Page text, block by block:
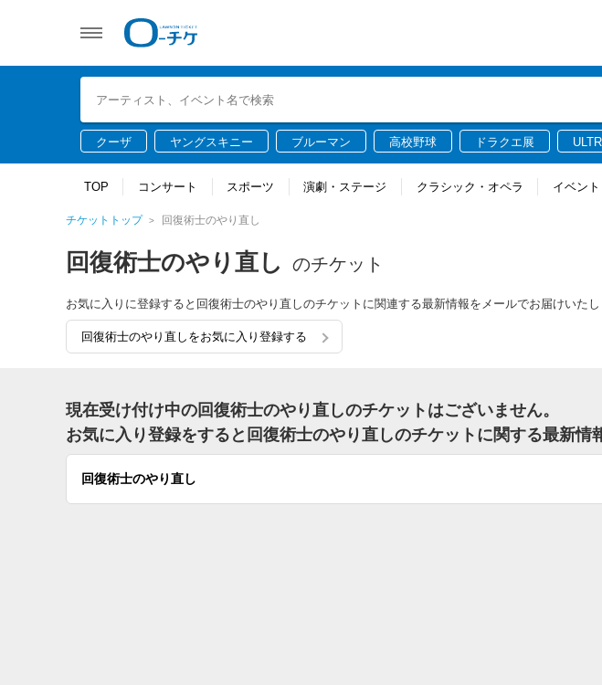
クーザ ヤングスキニー ブルーマン 高校野球 ドラクエ展
TOP コンサート スポーツ 演劇・ステージ クラシック・オペラ イベン
チケットトップ 回復術士のやり直し
回復術士のやり直し のチケット
お気に入りに登録すると回復術士のやり直しのチケットに関連する最新情報をメールでお届けいたし
回復術士のやり直しをお気に入り登録する
現在受け付け中の回復術士のやり直しのチケットはございません。
お気に入り登録をすると回復術士のやり直しのチケットに関する最新情
回復術士のやり直し